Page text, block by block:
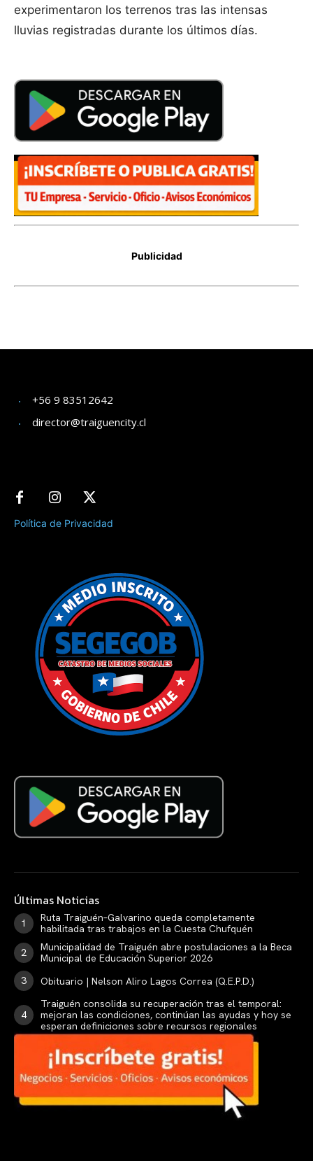
+56 9 83512642
director@traiguencity.cl
Política de Privacidad
Últimas Noticias
Ruta Traiguén–Galvarino queda completamente
habilitada tras trabajos en la Cuesta Chufquén
Municipalidad de Traiguén abre postulaciones a la Beca
Municipal de Educación Superior 2026
Obituario | Nelson Aliro Lagos Correa (Q.E.P.D.)
Traiguén consolida su recuperación tras el temporal:
mejoran las condiciones, continúan las ayudas y hoy se
esperan definiciones sobre recursos regionales